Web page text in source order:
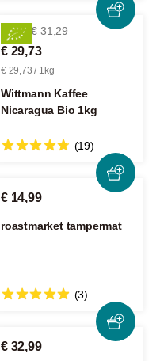
-4% € 31,29
€ 29,73
€ 29,73 / 1kg
Wittmann Kaffee
Nicaragua Bio 1kg
(19)
€ 14,99
roastmarket tampermat
(3)
€ 32,99